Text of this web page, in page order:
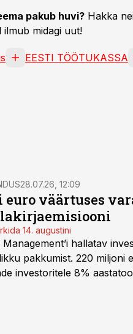
pakub huvi? Hakka
ilmub midagi uut!
EESTI TÖÖTUKASSA
28.07.26, 12:09
euro väärtuses
14. augustini
hallatav
pakkumist. 220
investoritele 8%